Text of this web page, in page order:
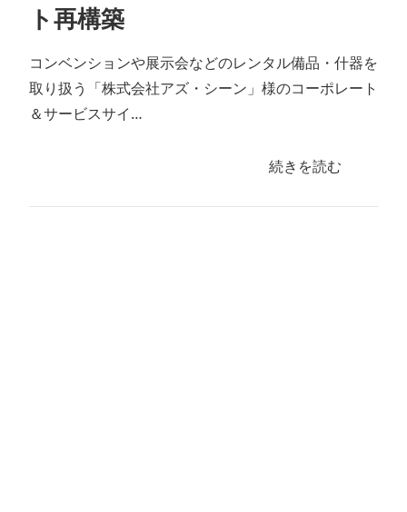
ト再構築
コンベンションや展示会などのレンタル備品・什器を
取り扱う「株式会社アズ・シーン」様のコーポレート
＆サービスサイ…
続きを読む